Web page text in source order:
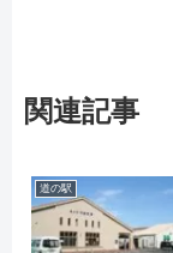
関連記事
道の駅